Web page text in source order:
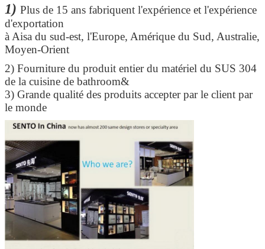
1) Plus de 15 ans fabriquent l'expérience et l'expérience
d'exportation
à Aisa du sud-est, l'Europe, Amérique du Sud, Australie,
Moyen-Orient
2) Fourniture du produit entier du matériel du SUS 304
de la cuisine de bathroom&
3) Grande qualité des produits accepter par le client par
le monde